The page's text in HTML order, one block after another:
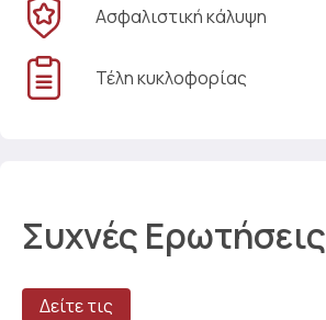
Ασφαλιστική κάλυψη
Τέλη κυκλοφορίας
Συχνές Ερωτήσεις
Δείτε τις